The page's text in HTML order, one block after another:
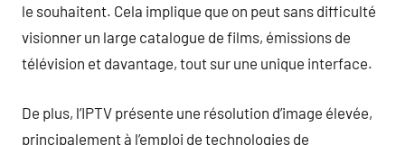
le souhaitent. Cela implique que on peut sans difficulté
visionner un large catalogue de films, émissions de
télévision et davantage, tout sur une unique interface.
De plus, l’IPTV présente une résolution d’image élevée,
principalement à l’emploi de technologies de